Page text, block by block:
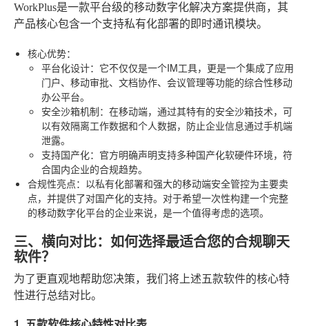
WorkPlus是一款平台级的移动数字化解决方案提供商，其
产品核心包含一个支持私有化部署的即时通讯模块。
核心优势：
平台化设计：它不仅仅是一个IM工具，更是一个集成了应用
门户、移动审批、文档协作、会议管理等功能的综合性移动
办公平台。
安全沙箱机制：在移动端，通过其特有的安全沙箱技术，可
以有效隔离工作数据和个人数据，防止企业信息通过手机端
泄露。
支持国产化：官方明确声明支持多种国产化软硬件环境，符
合国内企业的合规趋势。
合规性亮点：以私有化部署和强大的移动端安全管控为主要卖
点，并提供了对国产化的支持。对于希望一次性构建一个完整
的移动数字化平台的企业来说，是一个值得考虑的选项。
三、横向对比：如何选择最适合您的合规聊天
软件？
为了更直观地帮助您决策，我们将上述五款软件的核心特
性进行总结对比。